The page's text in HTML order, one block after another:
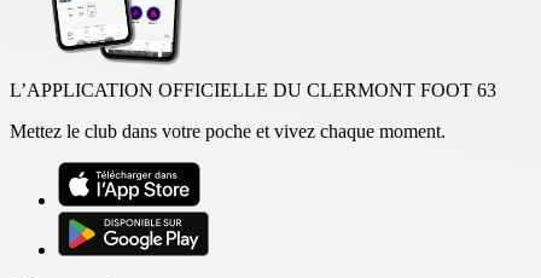
L’APPLICATION OFFICIELLE DU CLERMONT FOOT 63
Mettez le club dans votre poche et vivez chaque moment.